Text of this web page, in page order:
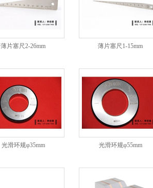
薄片塞尺2-26mm 薄片塞尺1-15mm
光滑环规φ35mm 光滑环规φ55mm